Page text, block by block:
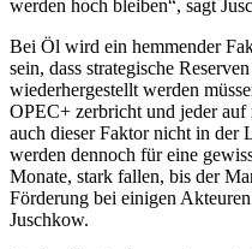
werden hoch bleiben“, sagt
Bei Öl wird ein hemmender
sein, dass strategische
wiederhergestellt werden
OPEC+ zerbricht und jeder
auch dieser Faktor nicht in der
werden dennoch für eine
Monate, stark fallen, bis der
Förderung bei einigen
Juschkow.